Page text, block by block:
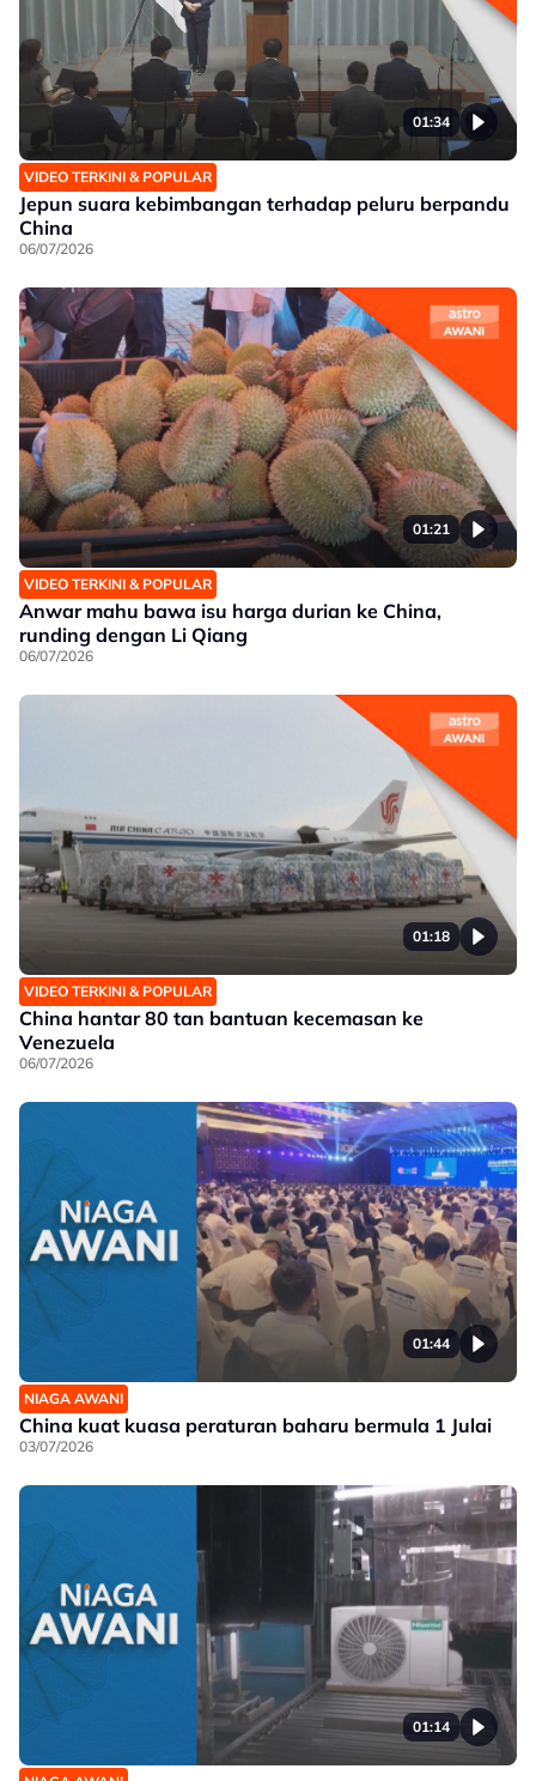
01:34
VIDEO TERKINI & POPULAR
Jepun suara kebimbangan terhadap peluru berpandu
China
06/07/2026
01:21
VIDEO TERKINI & POPULAR
Anwar mahu bawa isu harga durian ke China,
runding dengan Li Qiang
06/07/2026
01:18
VIDEO TERKINI & POPULAR
China hantar 80 tan bantuan kecemasan ke
Venezuela
06/07/2026
01:44
NIAGA AWANI
China kuat kuasa peraturan baharu bermula 1 Julai
03/07/2026
01:14